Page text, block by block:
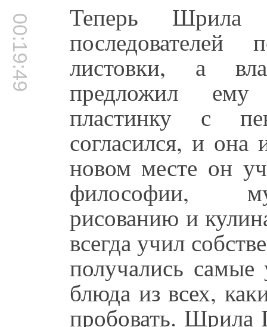
00:19:49 Теперь Шрила
последователей
листовки, а
предложил ему
пластинку с
согласился, и
новом месте он
философии,
рисованию и
всегда учил
получались самые
блюда из всех,
пробовать. Шрила